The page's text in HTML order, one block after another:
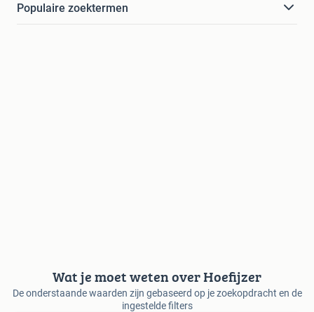
Populaire zoektermen
Wat je moet weten over Hoefijzer
De onderstaande waarden zijn gebaseerd op je zoekopdracht en de
ingestelde filters